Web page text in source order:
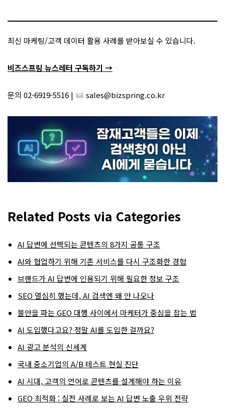
최신 마케팅/고객 데이터 활용 사례를 받아보실 수 있습니다.
비즈스프링 뉴스레터 구독하기 →
문의 02-6919-5516 | sales@bizspring.co.kr
Related Posts via Categories
AI 답변에 선택되는 콘텐츠의 8가지 공통 구조
AI와 협업하기 위해 기존 서비스를 다시 구조화한 경험
브랜드가 AI 답변에 인용되기 위해 필요한 정보 구조
SEO 열심히 했는데, AI 검색엔 왜 안 나오나
불안을 파는 GEO 대행 사이에서 마케터가 중심을 잡는 법
AI 도입했다고요? 정말 AI를 도입한 걸까요?
AI 광고 분석의 신세계
국내 중소기업의 A/B 테스트 현실 진단
AI 시대, 고객의 언어로 콘텐츠를 설계해야 하는 이유
GEO 최적화 : 실전 사례로 보는 AI 답변 노출 우위 전략